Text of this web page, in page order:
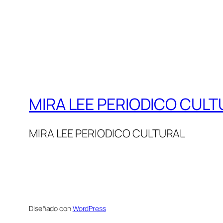
MIRA LEE PERIODICO
MIRA LEE PERIODICO CULTURAL
Diseñado conWordPress